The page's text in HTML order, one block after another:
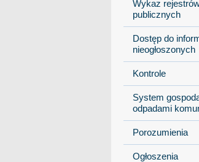
Wykaz
publicznych
Dostęp do
nieogłoszonych
Kontrole
System
odpadami
Porozumienia
Ogłoszenia